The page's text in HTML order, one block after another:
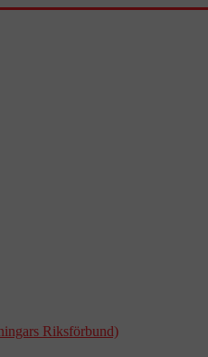
Riksförbund)